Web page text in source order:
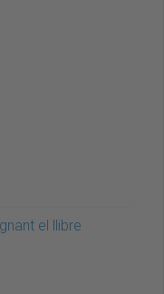
el llibre